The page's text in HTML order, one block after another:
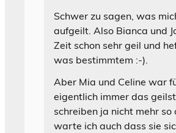
Schwer zu sagen, was
aufgeilt. Also Bianca und
Zeit schon sehr geil und
was bestimmtem :-).
Aber Mia und Celine war
eigentlich immer das
schreiben ja nicht mehr so
warte ich auch dass sie